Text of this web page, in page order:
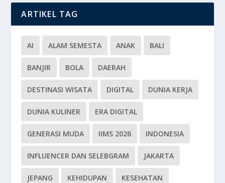
ARTIKEL TAG
AI ALAM SEMESTA ANAK BALI
BANJIR BOLA DAERAH
DESTINASI WISATA DIGITAL DUNIA KERJA
DUNIA KULINER ERA DIGITAL
GENERASI MUDA IIMS 2026 INDONESIA
INFLUENCER DAN SELEBGRAM JAKARTA
JEPANG KEHIDUPAN KESEHATAN